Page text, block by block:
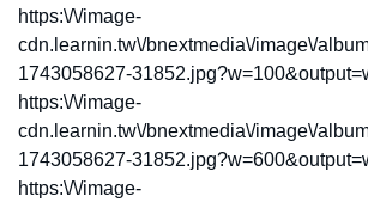
https:\/\/image-
cdn.learnin.tw\/bnextmedia\/image\/
1743058627-
https:\/\/image-
cdn.learnin.tw\/bnextmedia\/image\/
1743058627-
https:\/\/image-